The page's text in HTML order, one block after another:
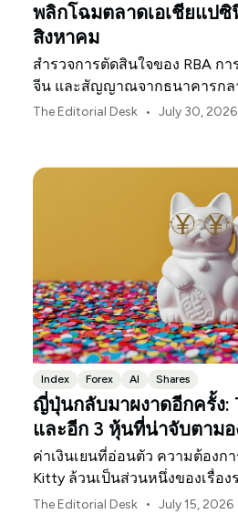
พลิกโฉมตลาดเอเชียแปซิ
สิงหาคม
สำรวจการตัดสินใจของ RBA ก
จีน และสัญญาณจากธนาคารกล
กำหนดทิศทางตลาด ค่าเงิน และ
The Editorial Desk • July 30, 2026
Index Forex AI Shares
ญี่ปุ่นกลับมาผงาดอีกครั้ง:
และอีก 3 หุ้นที่น่าจับตามอ
ค่าเงินเยนที่อ่อนตัว ความต้องก
Kitty ล้วนเป็นส่วนหนึ่งของเรื่อง
The Editorial Desk • July 15, 2026